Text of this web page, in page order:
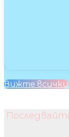
Вижте всички